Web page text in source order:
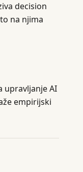
decision
na njima
upravljanje AI
empirijski